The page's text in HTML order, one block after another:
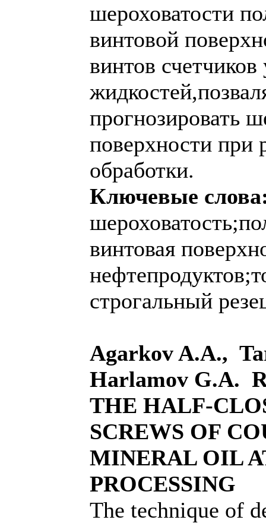
шероховатости
винтовой
винтов счетчиков
прогнозировать
поверхности при
обработки.
Ключевые
винтовая
строгальный
Agarkov A.A.,
Harlamov G.A.
THE HALF-
SCREWS OF
MINERAL OIL
PROCESSING
The technique of